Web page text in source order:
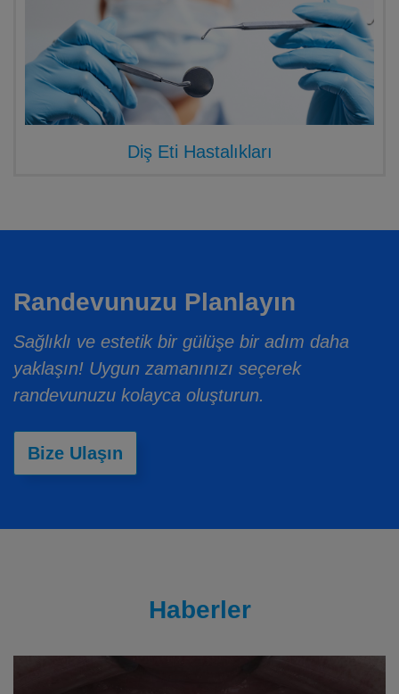
Diş Eti Hastalıkları
Randevunuzu Planlayın
Sağlıklı ve estetik bir gülüşe bir adım daha
yaklaşın! Uygun zamanınızı seçerek
randevunuzu kolayca oluşturun.
Bize Ulaşın
Haberler